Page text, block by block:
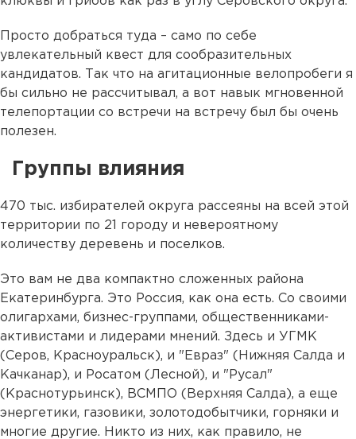
Просто добраться туда – само по себе
увлекательный квест для сообразительных
кандидатов. Так что на агитационные велопробеги я
бы сильно не рассчитывал, а вот навык мгновенной
телепортации со встречи на встречу был бы очень
полезен.
Группы влияния
470 тыс. избирателей округа рассеяны на всей этой
территории по 21 городу и невероятному
количеству деревень и поселков.
Это вам не два компактно сложенных района
Екатеринбурга. Это Россия, как она есть. Со своими
олигархами, бизнес-группами, общественниками-
активистами и лидерами мнений. Здесь и УГМК
(Серов, Красноуральск), и "Евраз" (Нижняя Салда и
Качканар), и Росатом (Лесной), и "Русал"
(Краснотурьинск), ВСМПО (Верхняя Салда), а еще
энергетики, газовики, золотодобытчики, горняки и
многие другие. Никто из них, как правило, не